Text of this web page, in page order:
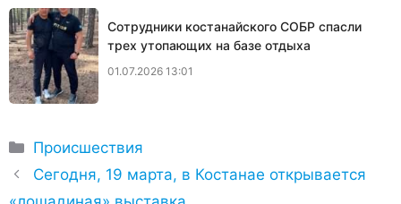
Сотрудники костанайского СОБР спасли
трех утопающих на базе отдыха
01.07.2026 13:01
Рубрики
Происшествия
Сегодня, 19 марта, в Костанае открывается